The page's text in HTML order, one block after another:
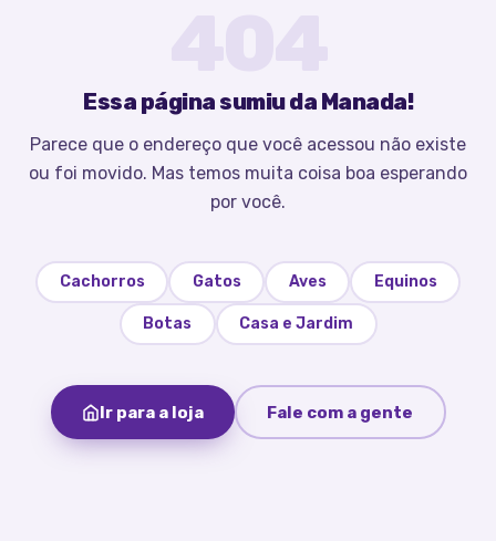
Essa página sumiu da Manada!
Parece que o endereço que você acessou não existe
ou foi movido. Mas temos muita coisa boa esperando
por você.
Cachorros Gatos Aves Equinos
Botas Casa e Jardim
Ir para a loja Fale com a gente